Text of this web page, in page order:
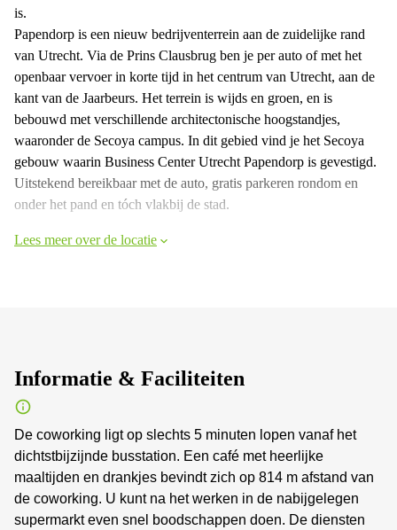
is.
Papendorp is een nieuw bedrijventerrein aan de zuidelijke rand
van Utrecht. Via de Prins Clausbrug ben je per auto of met het
openbaar vervoer in korte tijd in het centrum van Utrecht, aan de
kant van de Jaarbeurs. Het terrein is wijds en groen, en is
bebouwd met verschillende architectonische hoogstandjes,
waaronder de Secoya campus. In dit gebied vind je het Secoya
gebouw waarin Business Center Utrecht Papendorp is gevestigd.
Uitstekend bereikbaar met de auto, gratis parkeren rondom en
onder het pand en tóch vlakbij de stad.
Lees meer over de locatie
Informatie & Faciliteiten
De coworking ligt op slechts 5 minuten lopen vanaf het
dichtstbijzijnde busstation. Een café met heerlijke
maaltijden en drankjes bevindt zich op 814 m afstand van
de coworking. U kunt na het werken in de nabijgelegen
supermarkt even snel boodschappen doen. De diensten